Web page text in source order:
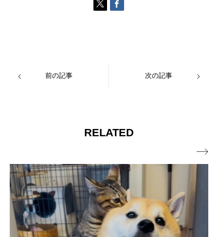
前の記事 次の記事
RELATED
